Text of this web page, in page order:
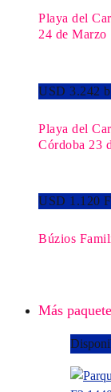
Playa del
24 de Marzo
USD 3.242
Playa del
Córdoba 23
USD 1.120
Búzios
Más